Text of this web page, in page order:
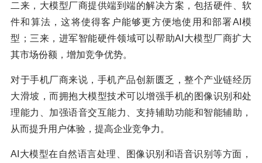
二来，大模型厂商提供端到端的解决方案，包括硬件、软
件和算法，这将使得客户能够更方便地使用和部署AI模
型；三来，进军智能硬件领域可以帮助AI大模型厂商扩大
其市场份额，增加竞争优势。
对于手机厂商来说，手机产品创新匮乏，整个产业链经历
大滑坡，而拥抱大模型技术可以增强手机的图像识别和处
理能力、加强语音交互能力、支持辅助功能和智能辅助，
从而提升用户体验，提高企业竞争力。
AI大模型在自然语言处理、图像识别和语音识别等方面，